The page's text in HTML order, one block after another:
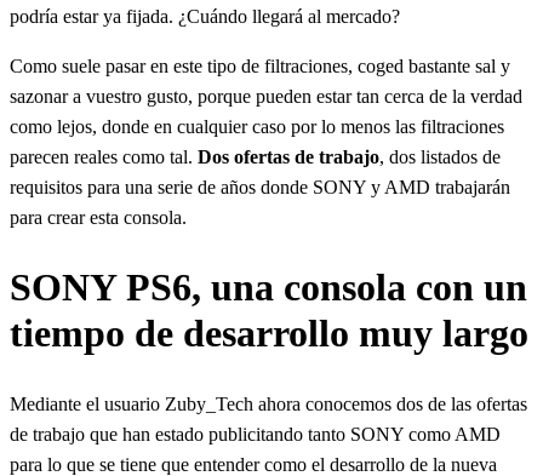
podría estar ya fijada. ¿Cuándo llegará al mercado?
Como suele pasar en este tipo de filtraciones, coged bastante sal y
sazonar a vuestro gusto, porque pueden estar tan cerca de la verdad
como lejos, donde en cualquier caso por lo menos las filtraciones
parecen reales como tal. Dos ofertas de trabajo, dos listados de
requisitos para una serie de años donde SONY y AMD trabajarán
para crear esta consola.
SONY PS6, una consola con un
tiempo de desarrollo muy largo
Mediante el usuario Zuby_Tech ahora conocemos dos de las ofertas
de trabajo que han estado publicitando tanto SONY como AMD
para lo que se tiene que entender como el desarrollo de la nueva